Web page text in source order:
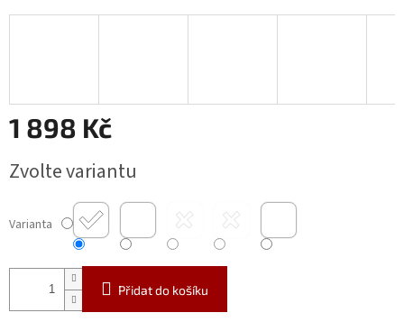
1 898 Kč
cena:
Zvolte variantu
Varianta
Přidat do košíku